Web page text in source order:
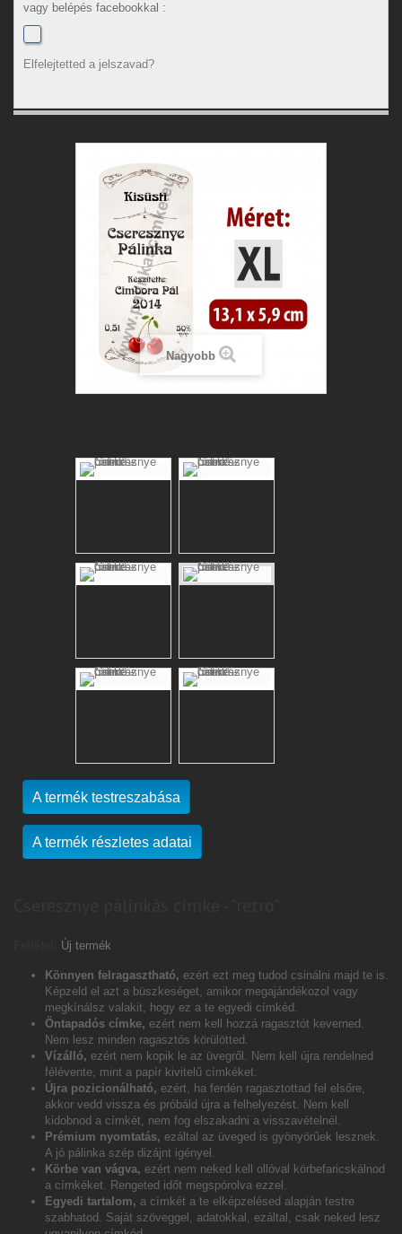
vagy belépés facebookkal :
Elfelejtetted a jelszavad?
Nagyobb
A termék testreszabása
A termék részletes adatai
Új termék
Könnyen felragasztható, ezért ezt meg tudod csinálni majd te is.
Képzeld el azt a büszkeséget, amikor megajándékozol vagy
megkínálsz valakit, hogy ez a te egyedi címkéd.
Öntapadós címke, ezért nem kell hozzá ragasztót keverned.
Nem lesz minden ragasztós körülötted.
Vízálló, ezért nem kopik le az üvegről. Nem kell újra rendelned
félévente, mint a papír kivitelű címkéket.
Újra pozicionálható, ezért, ha ferdén ragasztottad fel elsőre,
akkor vedd vissza és próbáld újra a felhelyezést. Nem kell
kidobnod a címkét, nem fog elszakadni a visszavételnél.
Prémium nyomtatás, ezáltal az üveged is gyönyörűek lesznek.
A jó pálinka szép dizájnt igényel.
Körbe van vágva, ezért nem neked kell ollóval körbefaricskálnod
a címkéket. Rengeted időt megspórolva ezzel.
Egyedi tartalom, a címkét a te elképzelésed alapján testre
szabhatod. Saját szöveggel, adatokkal, ezáltal, csak neked lesz